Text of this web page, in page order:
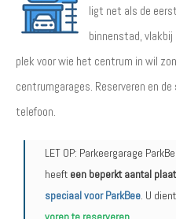
ligt net als de
binnenstad, vlakbij
plek voor wie het centrum in wil
centrumgarages. Reserveren en
telefoon.
LET OP: Parkeergarage
heeft een beperkt aantal
speciaal voor ParkBee. U